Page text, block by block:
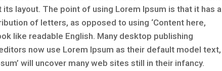
layout. The point of using Lorem Ipsum is that it has a
of letters, as opposed to using ‘Content here,
like readable English. Many desktop publishing
now use Lorem Ipsum as their default model text,
will uncover many web sites still in their infancy.